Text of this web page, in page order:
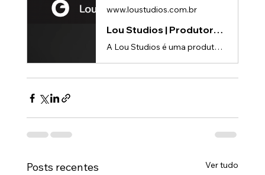
www.loustudios.com.br
Lou Studios | Produtora de vídeos
A Lou Studios é uma produtora de vídeos, especializada em animações 3D para lançamento de produtos.
Posts recentes Ver tudo